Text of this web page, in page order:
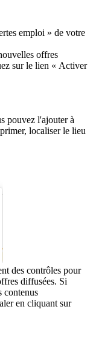
emploi » de votre
offres
sur le lien « Activer
pouvez l'ajouter à
localiser le lieu
des contrôles pour
diffusées. Si
contenus
en cliquant sur